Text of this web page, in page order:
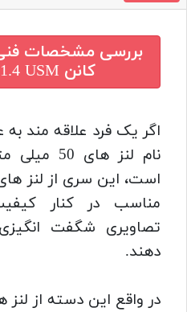
بررسی مشخصات
کانن EF 50mm f/1.4 USM
اگر یک فرد علاقه مند
نام لنز
است، این سری از لنز
مناسب در کنار
تصاویری شگفت
دهند.
در واقع این دسته از لنز